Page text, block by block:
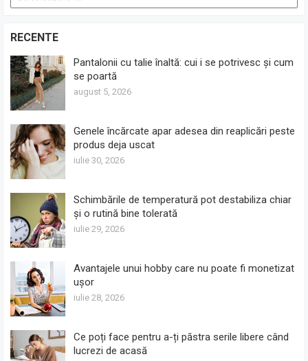
RECENTE
Pantalonii cu talie înaltă: cui i se potrivesc și cum
se poartă
august 5, 2026
Genele încărcate apar adesea din reaplicări peste
produs deja uscat
iulie 30, 2026
Schimbările de temperatură pot destabiliza chiar
și o rutină bine tolerată
iulie 29, 2026
Avantajele unui hobby care nu poate fi monetizat
ușor
iulie 28, 2026
Ce poți face pentru a-ți păstra serile libere când
lucrezi de acasă